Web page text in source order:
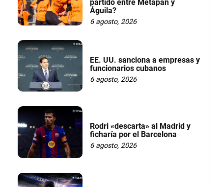
partido entre Metapán y
Águila?
6 agosto, 2026
EE. UU. sanciona a empresas y
funcionarios cubanos
6 agosto, 2026
Rodri «descarta» al Madrid y
ficharía por el Barcelona
6 agosto, 2026